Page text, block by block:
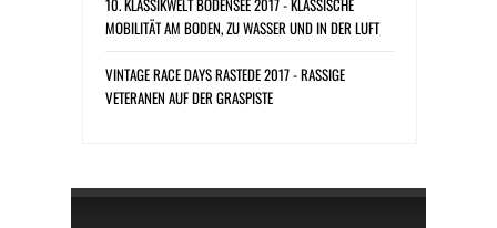
10. KLASSIKWELT BODENSEE 2017 - KLASSISCHE
MOBILITÄT AM BODEN, ZU WASSER UND IN DER LUFT
VINTAGE RACE DAYS RASTEDE 2017 - RASSIGE
VETERANEN AUF DER GRASPISTE